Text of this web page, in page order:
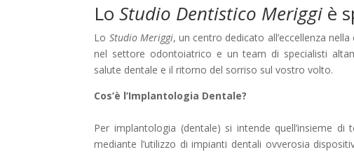
LoStudio Dentistico Meriggi è
Lo Studio Meriggi, un centro dedicato all’eccellenza
nel settore odontoiatrico e un team di specialisti
salute dentale e il ritorno del sorriso sul vostro volto.
Cos’è l’Implantologia Dentale?
Per implantologia (dentale) si intende quell’insieme
mediante l’utilizzo di impianti dentali ovverosia